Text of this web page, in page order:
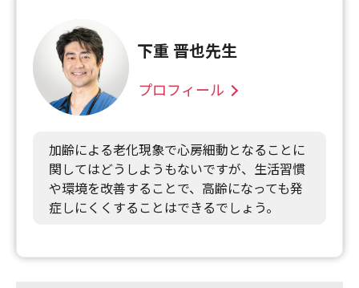
下重 晋也先生
プロフィール
加齢による老化現象で心房細動となることに
関してはどうしようもないですが、生活習慣
や環境を改善することで、高齢になっても発
症しにくくすることはできるでしょう。